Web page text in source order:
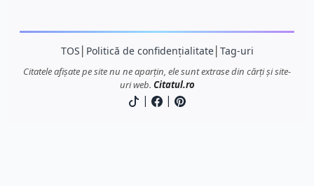
TOS Politică de confidențialitate│ Tag-uri
Citatele afișate pe site nu ne aparțin, ele sunt extrase din cărți și site-
uri web. Citatul.ro
| |